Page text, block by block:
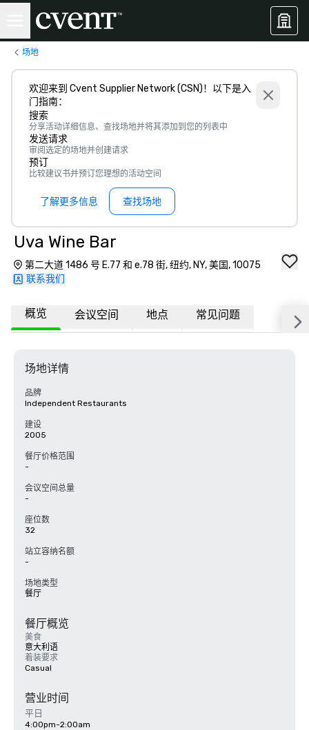
场地
欢迎来到 Cvent Supplier Network (CSN)！以下是入
门指南：
搜索
分享活动详细信息、查找场地并将其添加到您的列表中
发送请求
审阅选定的场地并创建请求
预订
比较建议书并预订您理想的活动空间
了解更多信息 查找场地
Uva Wine Bar
第二大道 1486 号 E.77 和 e.78 街, 纽约, NY, 美国, 10075
联系我们
概览 会议空间 地点 常见问题
场地详情
品牌
Independent Restaurants
建设
2005
餐厅价格范围
-
会议空间总量
-
座位数
32
站立容纳名额
-
场地类型
餐厅
餐厅概览
美食
意大利语
着装要求
Casual
营业时间
平日
4:00pm-2:00am